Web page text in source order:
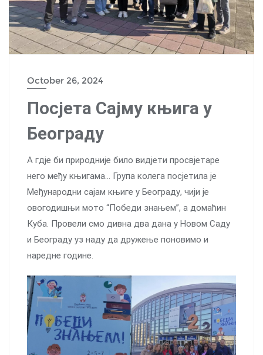
October 26, 2024
Посјета Сајму књига у
Београду
А гдје би природније било видјети просвјетаре
него међу књигама… Група колега посјетила је
Међународни сајам књиге у Београду, чији је
овогодишњи мото “Победи знањем”, а домаћин
Куба. Провели смо дивна два дана у Новом Саду
и Београду уз наду да дружење поновимо и
наредне године.